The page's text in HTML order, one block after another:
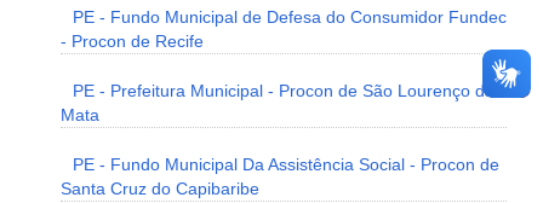
PE - Fundo Municipal de Defesa do Consumidor Fundec
- Procon de Recife
PE - Prefeitura Municipal - Procon de São Lourenço da
Mata
PE - Fundo Municipal Da Assistência Social - Procon de
Santa Cruz do Capibaribe